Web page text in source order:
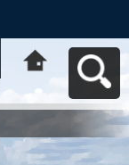
動応援ｻｲﾄ はち
コミねっとへ戻